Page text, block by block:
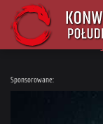
Główna
Sponsorowane: